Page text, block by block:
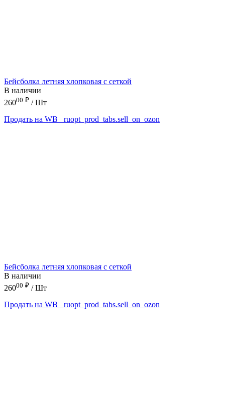
Бейсболка летняя хлопковая с сеткой
В наличии
26000 ₽ / Шт
Продать на WB
_ruopt_prod_tabs.sell_on_ozon
Бейсболка летняя хлопковая с сеткой
В наличии
26000 ₽ / Шт
Продать на WB
_ruopt_prod_tabs.sell_on_ozon